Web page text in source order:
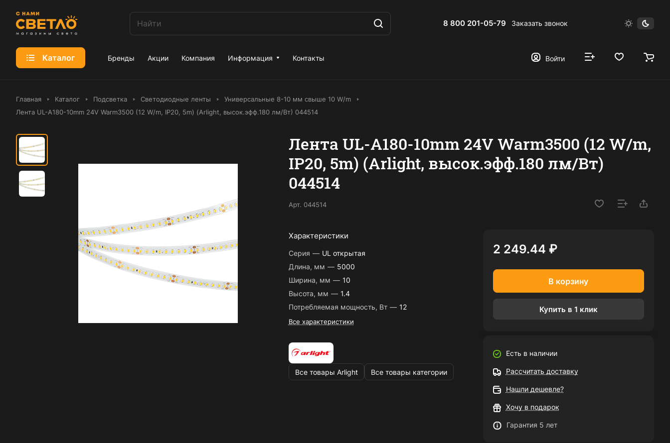
8 800 201-05-79 Заказать звонок
Каталог Бренды Акции Компания Информация Контакты Войти
Главная Каталог Подсветка Светодиодные ленты
Универсальные 8-10 мм свыше 10 W/m
Лента UL-A180-10mm 24V Warm3500 (12 W/m, IP20, 5m) (Arlight, высок.эфф.180 лм/Вт) 044514
Лента UL-A180-10mm 24V Warm3500 (12 W/m,
IP20, 5m) (Arlight, высок.эфф.180 лм/Вт)
044514
Арт. 044514
Характеристики
Серия — UL открытая
Длина, мм — 5000
Ширина, мм — 10
Высота, мм — 1.4
Потребляемая мощность, Вт — 12
Все характеристики
Все товары Arlight Все товары категории
2 249.44 ₽
В корзину
Купить в 1 клик
Есть в наличии
Рассчитать доставку
Нашли дешевле?
Хочу в подарок
Гарантия 5 лет